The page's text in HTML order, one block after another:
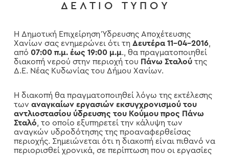
Δ Ε Λ Τ Ι Ο Τ Υ Π Ο Υ
Η Δημοτική Επιχείρηση Ύδρευσης Αποχέτευσης
Χανίων σας ενημερώνει ότι τη Δευτέρα 11-04-2016,
από 07:00 π.μ. έως 19:00 μ.μ., θα πραγματοποιηθεί
διακοπή νερού στην περιοχή του Πάνω Σταλούτης
Δ.Ε. Νέας Κυδωνίας του Δήμου Χανίων.
Η διακοπή θα πραγματοποιηθεί λόγω της εκτέλεσης
των αναγκαίων εργασιών εκσυγχρονισμού του
αντλιοστασίου ύδρευσης του Κούμου προς Πάνω
Σταλό, το οποίο εξυπηρετεί την κάλυψη των
αναγκών υδροδότησης της προαναφερθείσας
περιοχής. Σημειώνεται ότι η διακοπή είναι πιθανό να
περιορισθεί χρονικά, σε περίπτωση που οι εργασίες